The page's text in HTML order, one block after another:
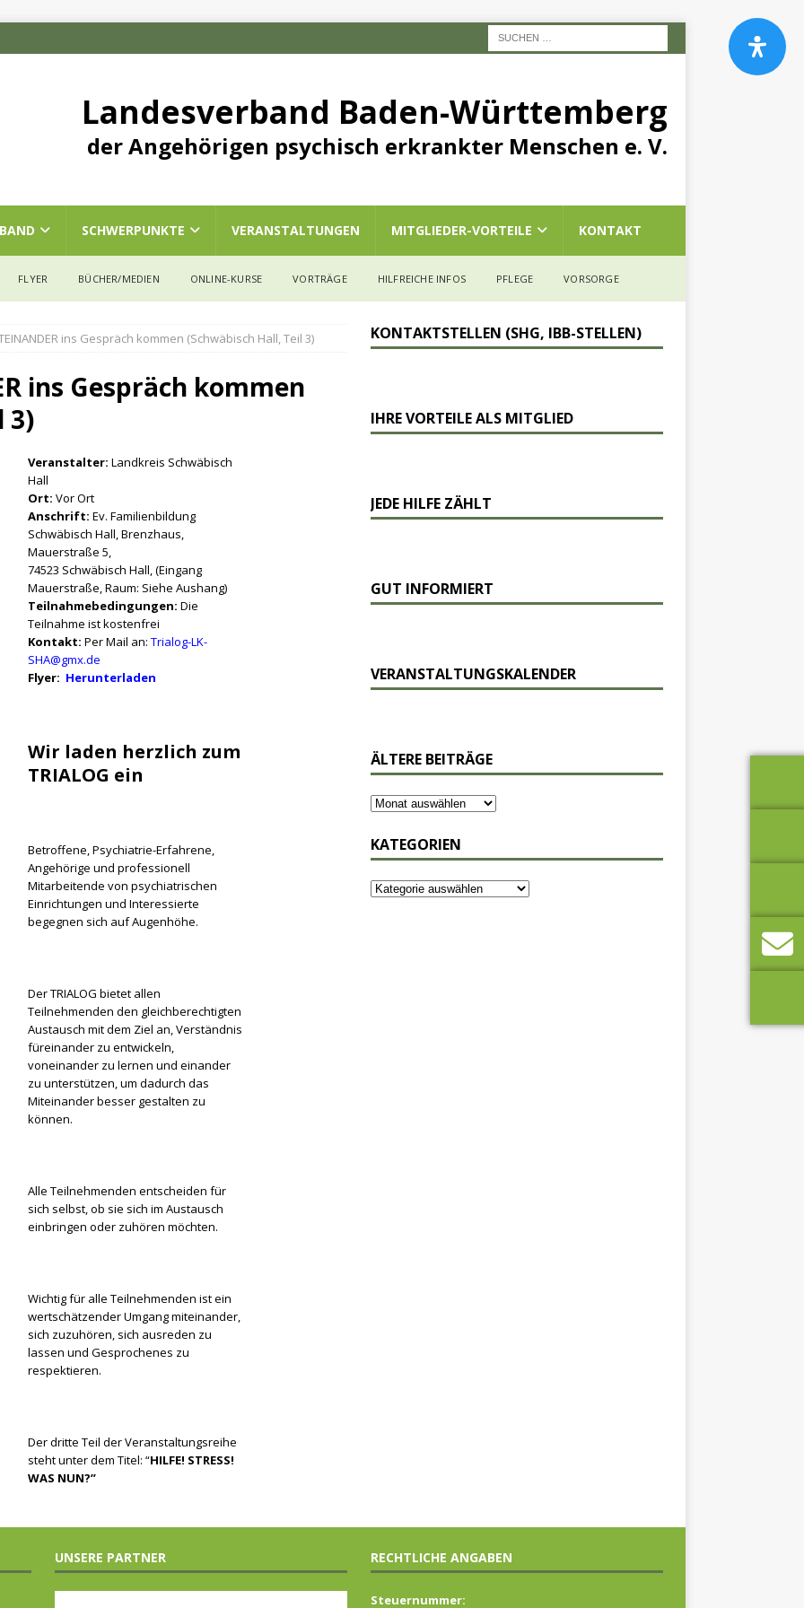
Landesverband Baden-Württemberg
der Angehörigen psychisch erkrankter Menschen e. V.
SCHWERPUNKTE VERANSTALTUNGEN MITGLIEDER-VORTEILE KONTAKT
FLYER BÜCHER/MEDIEN ONLINE-KURSE VORTRÄGE HILFREICHE INFOS PFLEGE VORSORGE
ins Gespräch kommen (Schwäbisch Hall, Teil 3)
ins Gespräch kommen
3)
Veranstalter: Landkreis Schwäbisch
Hall
Ort: Vor Ort
Anschrift: Ev. Familienbildung
Schwäbisch Hall, Brenzhaus,
Mauerstraße 5,
74523 Schwäbisch Hall, (Eingang
Mauerstraße, Raum: Siehe Aushang)
Teilnahmebedingungen: Die
Teilnahme ist kostenfrei
Kontakt: Per Mail an: Trialog-LK-
SHA@gmx.de
Flyer: Herunterladen
Wir laden herzlich zum
TRIALOG ein
Betroffene, Psychiatrie-Erfahrene,
Angehörige und professionell
Mitarbeitende von psychiatrischen
Einrichtungen und Interessierte
begegnen sich auf Augenhöhe.
Der TRIALOG bietet allen
Teilnehmenden den gleichberechtigten
Austausch mit dem Ziel an, Verständnis
füreinander zu entwickeln,
voneinander zu lernen und einander
zu unterstützen, um dadurch das
Miteinander besser gestalten zu
können.
Alle Teilnehmenden entscheiden für
sich selbst, ob sie sich im Austausch
einbringen oder zuhören möchten.
Wichtig für alle Teilnehmenden ist ein
wertschätzender Umgang miteinander,
sich zuzuhören, sich ausreden zu
lassen und Gesprochenes zu
respektieren.
Der dritte Teil der Veranstaltungsreihe
steht unter dem Titel: “HILFE! STRESS!
WAS NUN?”
KONTAKTSTELLEN (SHG, IBB-STELLEN)
IHRE VORTEILE ALS MITGLIED
JEDE HILFE ZÄHLT
GUT INFORMIERT
VERANSTALTUNGSKALENDER
ÄLTERE BEITRÄGE
KATEGORIEN
UNSERE PARTNER RECHTLICHE ANGABEN
Steuernummer: